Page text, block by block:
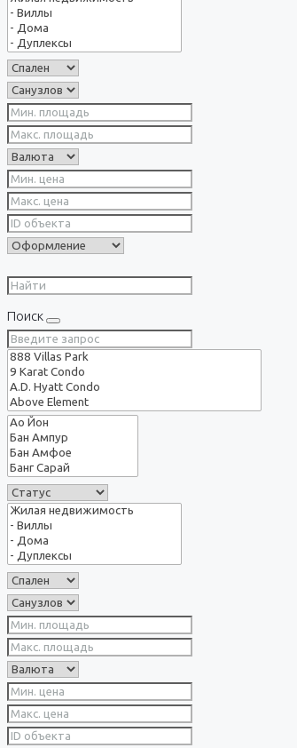
Поиск